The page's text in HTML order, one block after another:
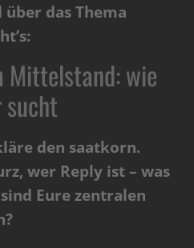
über das Thema
Mittelstand: wie
sucht
den saatkorn.
wer Reply ist – was
Eure zentralen